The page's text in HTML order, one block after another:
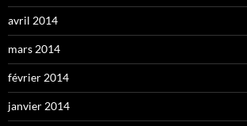
avril 2014
mars 2014
février 2014
janvier 2014